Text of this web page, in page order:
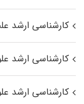
کارشناسی ارشد
کارشناسی ارشد
کارشناسی ارشد